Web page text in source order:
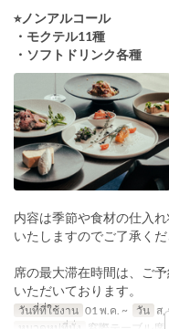
⭐︎ノンアルコール
・モクテル11種
・ソフトドリンク各種
内容は季節や食材の仕入
いたしますのでご了承くだ
席の最大滞在時間は、ご
いただいております。
วันที่ที่ใช้งาน 01 พ.ค. ~ วัน ส,